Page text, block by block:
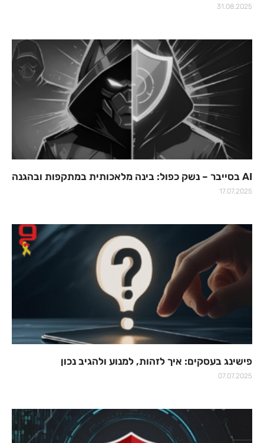
31.08.2025
AI בסייבר – נשק כפול: בינה מלאכותית במתקפות ובהגנה
17.07.2025
פישינג בעסקים: איך לזהות, למנוע ולהגיב נכון
07.07.2025